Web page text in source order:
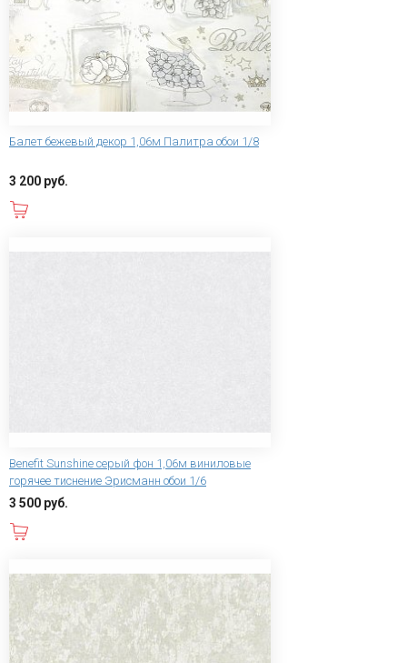
Балет бежевый декор 1,06м Палитра обои 1/8
3 200 руб.
Benefit Sunshine серый фон 1,06м виниловые
горячее тиснение Эрисманн обои 1/6
3 500 руб.